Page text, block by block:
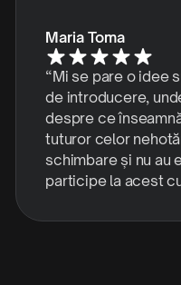
Maria Toma
“Mi se pare o idee
de introducere,
despre ce
tuturor celor
schimbare și nu au
participe la acest